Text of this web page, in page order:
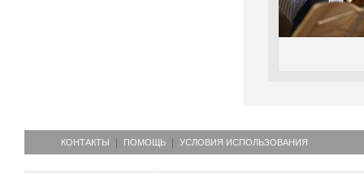
КОНТАКТЫ ПОМОЩЬ УСЛОВИЯ ИСПОЛЬЗОВАНИЯ